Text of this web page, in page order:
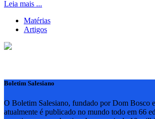
Leia mais ...
Matérias
Artigos
Boletim Salesiano
O Boletim Salesiano, fundado por Dom Bosco
atualmente é publicado no mundo todo em 66